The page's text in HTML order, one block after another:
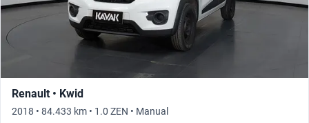
Renault • Kwid
2018 • 84.433 km • 1.0 ZEN • Manual